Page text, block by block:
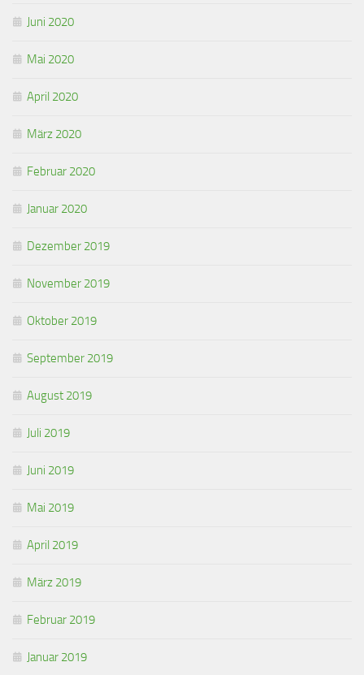
Juni 2020
Mai 2020
April 2020
März 2020
Februar 2020
Januar 2020
Dezember 2019
November 2019
Oktober 2019
September 2019
August 2019
Juli 2019
Juni 2019
Mai 2019
April 2019
März 2019
Februar 2019
Januar 2019